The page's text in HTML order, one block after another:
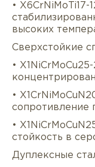
• X6CrNiMoTi17-
высоких
Сверхстойкие
•
•
сопротивление
•
стойкость в
Дуплексные